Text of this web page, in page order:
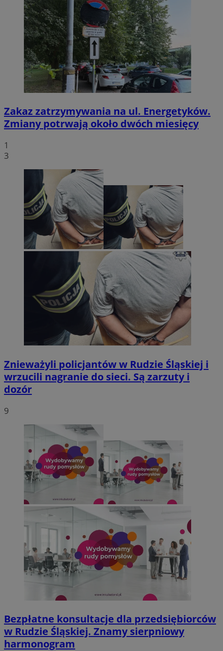
Zakaz zatrzymywania na ul. Energetyków.
Zmiany potrwają około dwóch miesięcy
1
3
Znieważyli policjantów w Rudzie Śląskiej i
wrzucili nagranie do sieci. Są zarzuty i
dozór
9
Bezpłatne konsultacje dla przedsiębiorców
w Rudzie Śląskiej. Znamy sierpniowy
harmonogram